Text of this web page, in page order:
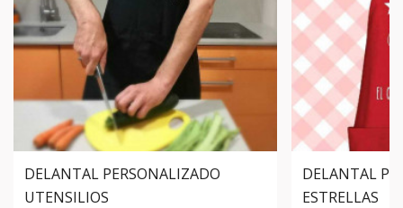
DELANTAL PERSONALIZADO
UTENSILIOS
DELANTAL
ESTRELLAS